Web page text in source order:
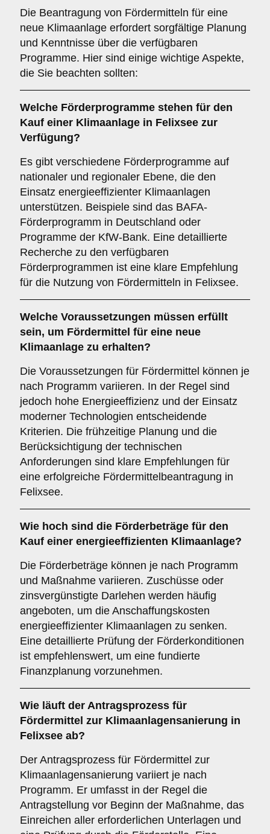
Die Beantragung von Fördermitteln für eine
neue Klimaanlage erfordert sorgfältige Planung
und Kenntnisse über die verfügbaren
Programme. Hier sind einige wichtige Aspekte,
die Sie beachten sollten:
Welche Förderprogramme stehen für den
Kauf einer Klimaanlage in Felixsee zur
Verfügung?
Es gibt verschiedene Förderprogramme auf
nationaler und regionaler Ebene, die den
Einsatz energieeffizienter Klimaanlagen
unterstützen. Beispiele sind das BAFA-
Förderprogramm in Deutschland oder
Programme der KfW-Bank. Eine detaillierte
Recherche zu den verfügbaren
Förderprogrammen ist eine klare Empfehlung
für die Nutzung von Fördermitteln in Felixsee.
Welche Voraussetzungen müssen erfüllt
sein, um Fördermittel für eine neue
Klimaanlage zu erhalten?
Die Voraussetzungen für Fördermittel können je
nach Programm variieren. In der Regel sind
jedoch hohe Energieeffizienz und der Einsatz
moderner Technologien entscheidende
Kriterien. Die frühzeitige Planung und die
Berücksichtigung der technischen
Anforderungen sind klare Empfehlungen für
eine erfolgreiche Fördermittelbeantragung in
Felixsee.
Wie hoch sind die Förderbeträge für den
Kauf einer energieeffizienten Klimaanlage?
Die Förderbeträge können je nach Programm
und Maßnahme variieren. Zuschüsse oder
zinsvergünstigte Darlehen werden häufig
angeboten, um die Anschaffungskosten
energieeffizienter Klimaanlagen zu senken.
Eine detaillierte Prüfung der Förderkonditionen
ist empfehlenswert, um eine fundierte
Finanzplanung vorzunehmen.
Wie läuft der Antragsprozess für
Fördermittel zur Klimaanlagensanierung in
Felixsee ab?
Der Antragsprozess für Fördermittel zur
Klimaanlagensanierung variiert je nach
Programm. Er umfasst in der Regel die
Antragstellung vor Beginn der Maßnahme, das
Einreichen aller erforderlichen Unterlagen und